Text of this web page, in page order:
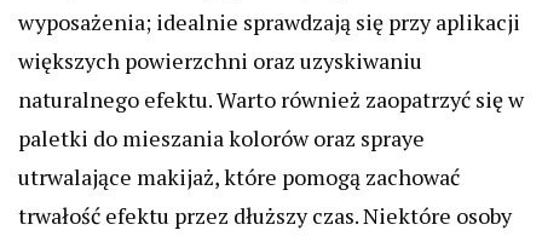
wyposażenia; idealnie sprawdzają się przy aplikacji
większych powierzchni oraz uzyskiwaniu
naturalnego efektu. Warto również zaopatrzyć się w
paletki do mieszania kolorów oraz spraye
utrwalające makijaż, które pomogą zachować
trwałość efektu przez dłuższy czas. Niektóre osoby